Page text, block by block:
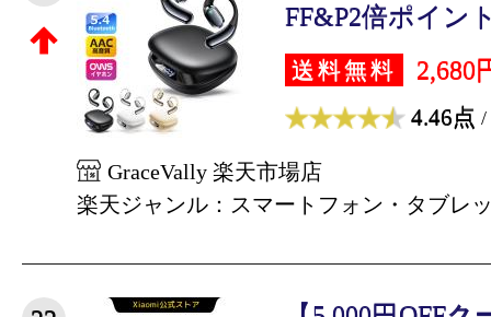
FF&P2倍ポイン
送料無料 2,680
4.46点 /
GraceVally 楽天市場店
楽天ジャンル：スマートフォン・タブレ